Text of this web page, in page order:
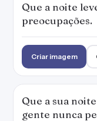
Que a noite
preocupações.
Criar imagem
Que a sua
gente nunca